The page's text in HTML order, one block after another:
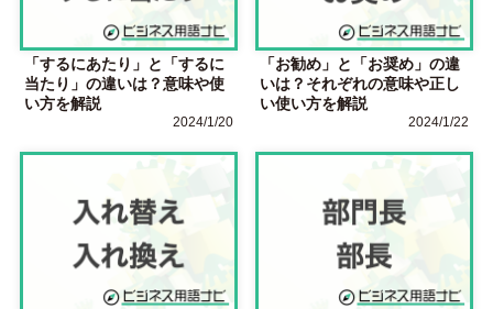
「するにあたり」と「するに
当たり」の違いは？意味や使
い方を解説
2024/1/20
「お勧め」と「お奨め」の違
いは？それぞれの意味や正し
い使い方を解説
2024/1/22